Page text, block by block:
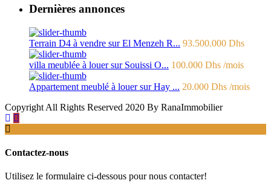
Dernières annonces
Terrain D4 à vendre sur El Menzeh R... 93.500.000 Dhs
villa meublée à louer sur Souissi O... 100.000 Dhs /mois
Appartement meublé à louer sur Hay ... 20.000 Dhs /mois
Copyright All Rights Reserved 2020 By RanaImmobilier
Contactez-nous
Utilisez le formulaire ci-dessous pour nous contacter!